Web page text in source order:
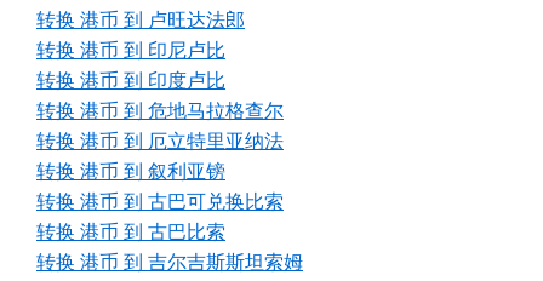
转换 港币 到 卢旺达法郎
转换 港币 到 印尼卢比
转换 港币 到 印度卢比
转换 港币 到 危地马拉格查尔
转换 港币 到 厄立特里亚纳法
转换 港币 到 叙利亚镑
转换 港币 到 古巴可兑换比索
转换 港币 到 古巴比索
转换 港币 到 吉尔吉斯斯坦索姆